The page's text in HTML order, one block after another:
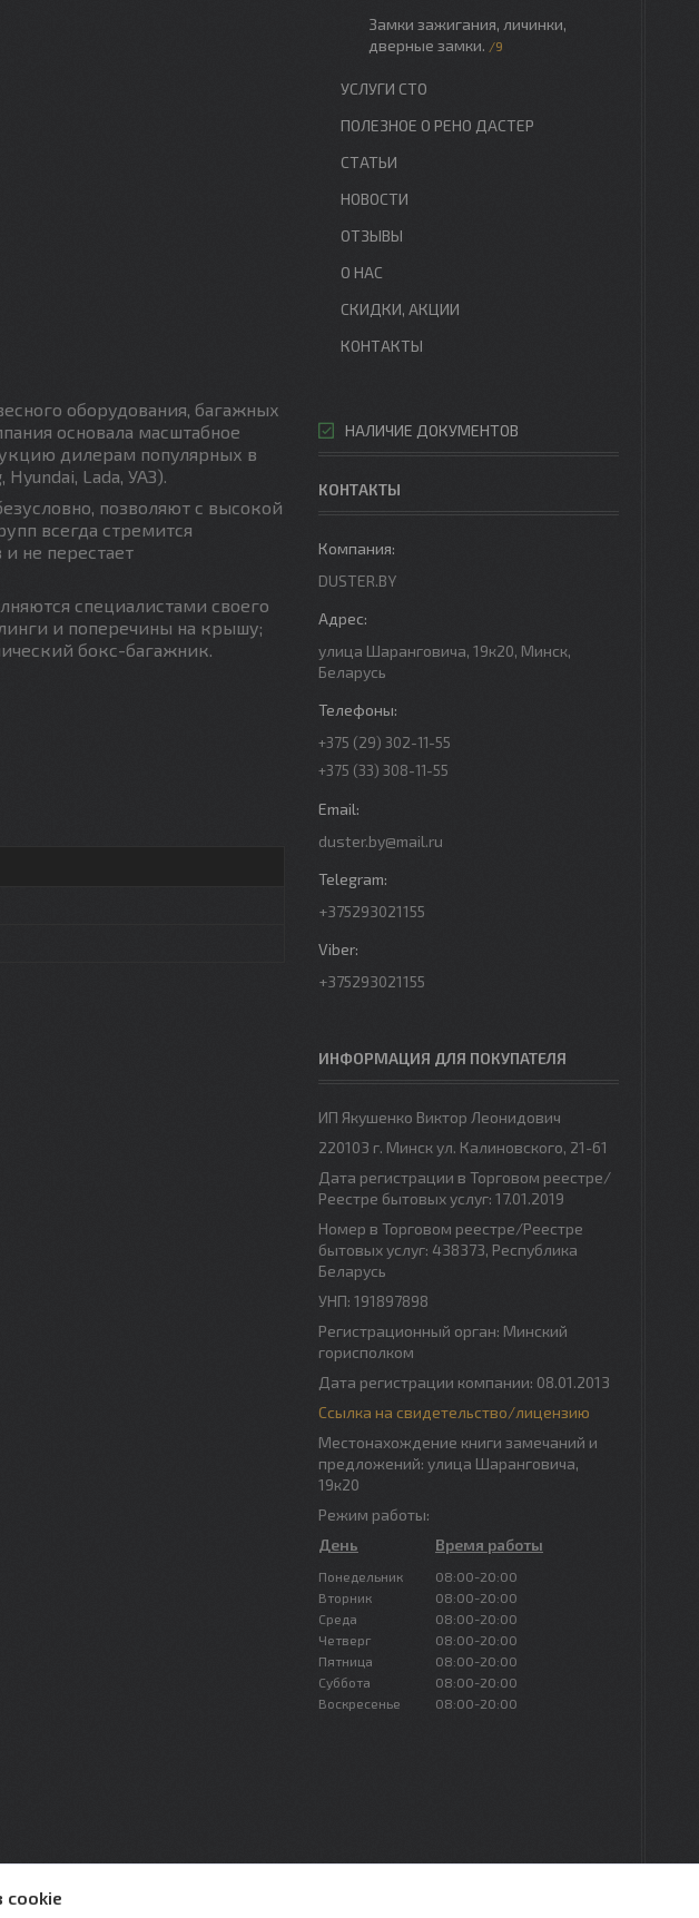
оборудования, багажных
основала масштабное
дилерам популярных в
Lada, УАЗ).
позволяют с высокой
всегда стремится
не перестает
специалистами своего
и поперечины на крышу;
бокс-багажник.
Замки зажигания, личинки,
дверные замки.
9
УСЛУГИ СТО
ПОЛЕЗНОЕ О РЕНО ДАСТЕР
СТАТЬИ
НОВОСТИ
ОТЗЫВЫ
О НАС
СКИДКИ, АКЦИИ
КОНТАКТЫ
НАЛИЧИЕ ДОКУМЕНТОВ
КОНТАКТЫ
DUSTER.BY
улица Шаранговича, 19к20, Минск,
Беларусь
+375 (29) 302-11-55
+375 (33) 308-11-55
duster.by@mail.ru
+375293021155
+375293021155
ИНФОРМАЦИЯ ДЛЯ ПОКУПАТЕЛЯ
ИП Якушенко Виктор Леонидович
220103 г. Минск ул. Калиновского, 21-61
Дата регистрации в Торговом реестре/
Реестре бытовых услуг: 17.01.2019
Номер в Торговом реестре/Реестре
бытовых услуг: 438373, Республика
Беларусь
УНП: 191897898
Регистрационный орган: Минский
горисполком
Дата регистрации компании: 08.01.2013
Ссылка на свидетельство/лицензию
Местонахождение книги замечаний и
предложений: улица Шаранговича,
19к20
Режим работы:
День
Время работы
Понедельник
08:00-20:00
Вторник
08:00-20:00
Среда
08:00-20:00
Четверг
08:00-20:00
Пятница
08:00-20:00
Суббота
08:00-20:00
Воскресенье
08:00-20:00
cookie